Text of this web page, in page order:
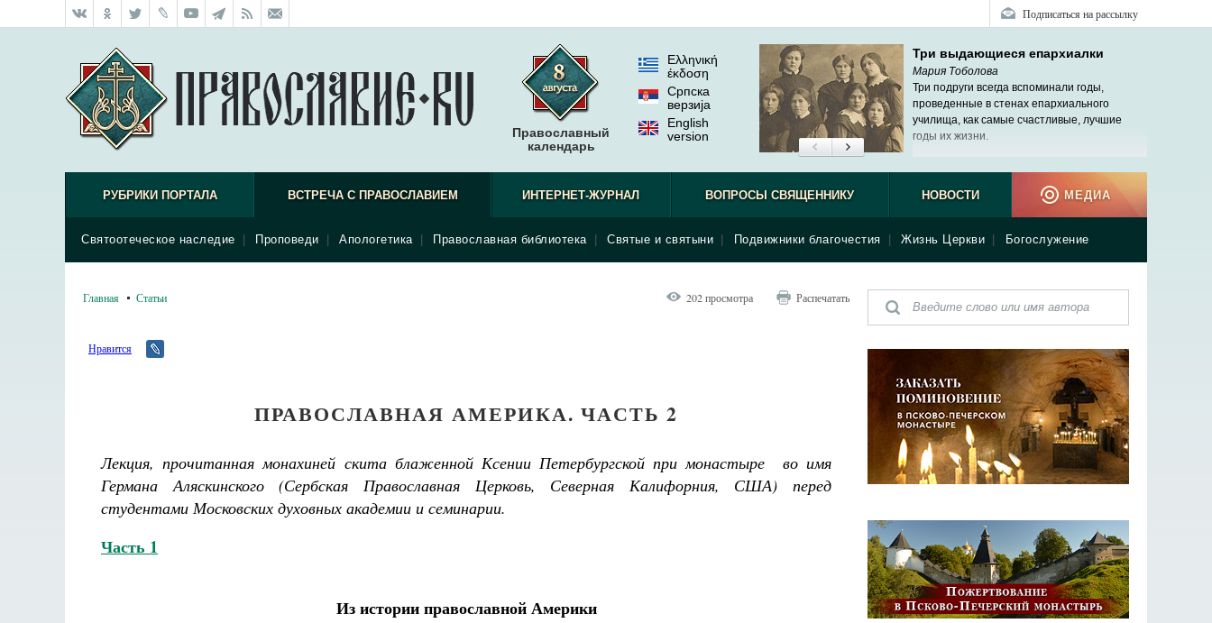
Подписаться на рассылку
Православный
календарь
Ελληνική
έκδοση
Српска
верзиjа
English
version
Три выдающиеся епархиалки
Мария Тоболова
Три подруги всегда вспоминали годы,
проведенные в стенах епархиального
училища, как самые счастливые, лучшие
годы их жизни.
РУБРИКИ ПОРТАЛА ВСТРЕЧА С ПРАВОСЛАВИЕМ
Святоотеческое наследие Проповеди Апологетика Православная библиотека Святые и святыни Подвижники благочестия Жизнь Церкви Богослужение
ИНТЕРНЕТ-ЖУРНАЛ ВОПРОСЫ СВЯЩЕННИКУ НОВОСТИ МЕДИА
Главная Статьи 202 просмотра Распечатать
Нравится
ПРАВОСЛАВНАЯ АМЕРИКА. ЧАСТЬ 2
Лекция, прочитанная монахиней скита блаженной Ксении Петербургской при монастыре во имя
Германа Аляскинского (Сербская Православная Церковь, Северная Калифорния, США) перед
студентами Московских духовных академии и семинарии.
Часть 1
Из истории православной Америки